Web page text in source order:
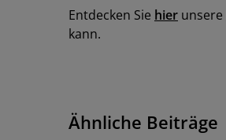
Entdecken Sie hier unsere
kann.
Ähnliche Beiträge